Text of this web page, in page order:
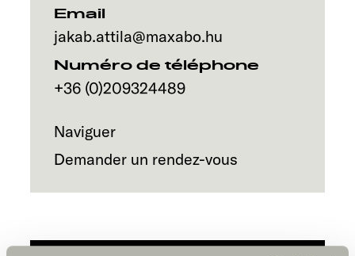
Email
jakab.attila@maxabo.hu
Numéro de téléphone
+36 (0)209324489
Naviguer
Demander un rendez-vous